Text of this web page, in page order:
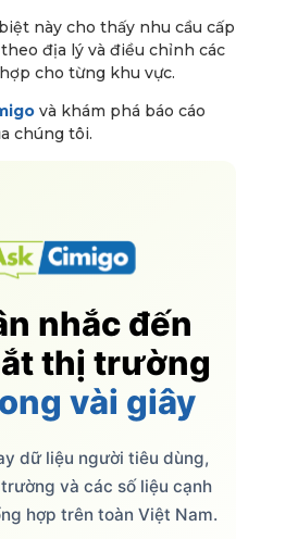
này cho thấy nhu cầu cấp
địa lý và điều chỉnh các
cho từng khu vực.
và khám phá báo cáo
chúng tôi.
nhắc đến
thị trường
vài giây
dữ liệu người tiêu dùng,
và các số liệu cạnh
hợp trên toàn Việt Nam.